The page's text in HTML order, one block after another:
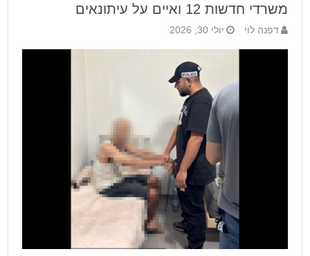
משרדי חדשות 12 ואיים על עיתונאים
דפנה לוי יולי 30, 2026